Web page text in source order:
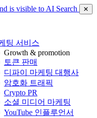
is visible to AI Search ✕
팅 서비스
Growth & promotion
토큰 판매
디파이 마케팅 대행사
암호화 트래픽
Crypto PR
소셜 미디어 마케팅
YouTube 인플루언서